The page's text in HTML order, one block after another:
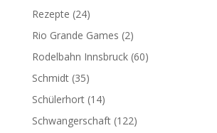
Rezepte (24)
Rio Grande Games (2)
Rodelbahn Innsbruck(60)
Schmidt(35)
Schülerhort(14)
Schwangerschaft(122)